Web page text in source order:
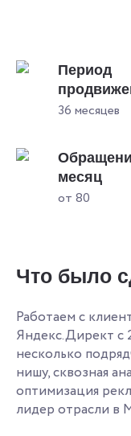
Период
36 месяцев
месяц
от 80
Что было
Работаем с
Яндекс.Директ с
несколько
нишу, сквозная
оптимизация
лидер отрасли в